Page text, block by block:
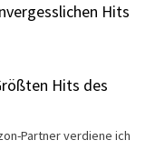
Hits
Hits des
Partner verdiene ich